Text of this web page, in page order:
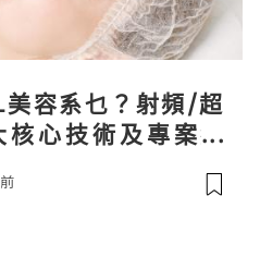
美容系乜？射頻/超
心技術及專案盤